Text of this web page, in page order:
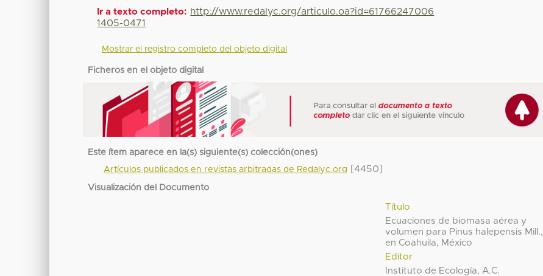
Ir a texto completo: http://www.redalyc.org/articulo.oa?id=61766247006
1405-0471
Mostrar el registro completo del objeto digital
Ficheros en el objeto digital
Este ítem aparece en la(s) siguiente(s) colección(ones)
Artículos publicados en revistas arbitradas de Redalyc.org
[4450]
Visualización del Documento
Título
Ecuaciones de biomasa aérea y
volumen para Pinus halepensis Mill.,
en Coahuila, México
Editor
Instituto de Ecología, A.C.